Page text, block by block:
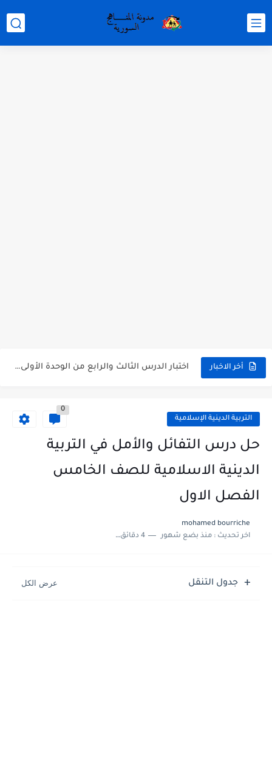
أخر الاخبار اختبار الدرس الثالث والرابع من الوحدة الأولى مع الحل في...
سلم تصحيح مادة اللغة العربية لشهادة التعليم الاساسي والاعدادية الشرعية...
حل أسئلة الكيمياء بكالوريا علمي دورة 2026
التربية الدينية الإسلامية
0
حل درس التفائل والأمل في التربية
الدينية الاسلامية للصف الخامس
الفصل الاول
mohamed bourriche
اخر تحديث :منذ بضع شهور 4 دقائق للقراءة
جدول التنقل